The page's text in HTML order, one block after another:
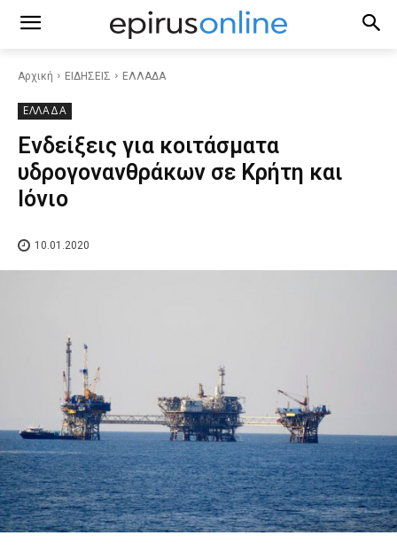
Αρχική ΕΙΔΗΣΕΙΣ ΕΛΛΑΔΑ
ΕΛΛΑΔΑ
Ενδείξεις για κοιτάσματα
υδρογονανθράκων σε Κρήτη και
Ιόνιο
10.01.2020